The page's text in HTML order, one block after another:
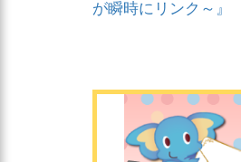
が瞬時にリンク～』